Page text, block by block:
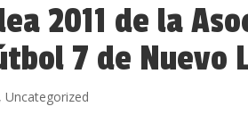
2011 de la
7 de Nuevo
,Uncategorized